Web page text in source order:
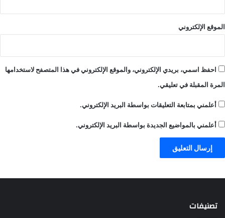
الموقع الإلكتروني
احفظ اسمي، بريدي الإلكتروني، والموقع الإلكتروني في هذا المتصفح لاستخدامها
المرة المقبلة في تعليقي.
أعلمني بمتابعة التعليقات بواسطة البريد الإلكتروني.
أعلمني بالمواضيع الجديدة بواسطة البريد الإلكتروني.
تصنيفات